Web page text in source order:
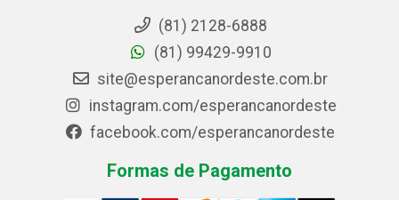
(81) 2128-6888
(81) 99429-9910
site@esperancanordeste.com.br
instagram.com/esperancanordeste
facebook.com/esperancanordeste
Formas de Pagamento